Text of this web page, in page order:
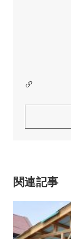
関連記事